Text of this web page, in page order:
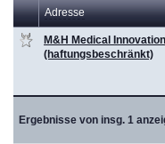
Adresse
Ergebnisse von insg. 1
M&H Medical
(haftungsbeschränkt)